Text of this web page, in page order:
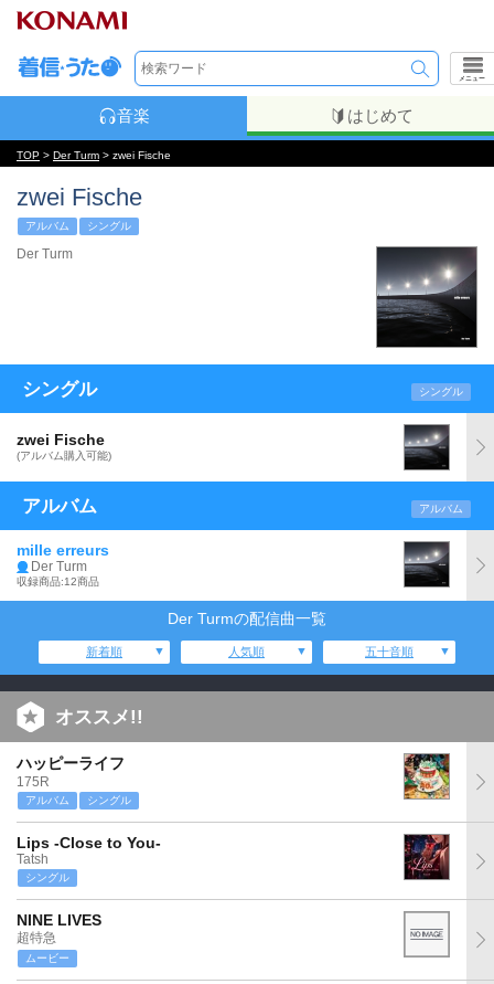
メニュー
音楽 はじめて
TOP > Der Turm > zwei Fische
zwei Fische
アルバム シングル
Der Turm
シングル シングル
zwei Fische
(アルバム購入可能)
アルバム アルバム
mille erreurs
Der Turm
収録商品:12商品
Der Turmの配信曲一覧
新着順 人気順 五十音順
オススメ!!
ハッピーライフ
175R
アルバム シングル
Lips -Close to You-
Tatsh
シングル
NINE LIVES
超特急
ムービー